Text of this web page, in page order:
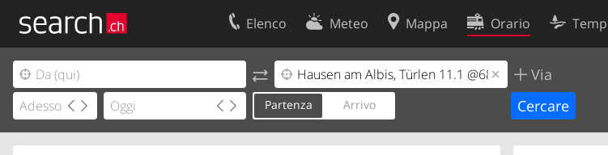
Elenco Meteo Mappa Orario
Via
Partenza Arrivo
Il vostro profolio
Area clienti
Contatti
Condizioni d’uso
Politica sui
Preferenze